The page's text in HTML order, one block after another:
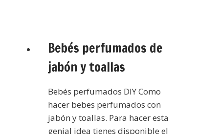
Bebés perfumados de
jabón y toallas
Bebés perfumados DIY Como
hacer bebes perfumados con
jabón y toallas. Para hacer esta
genial idea tienes disponible el